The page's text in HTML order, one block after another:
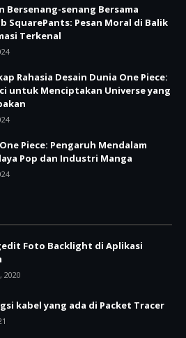
Bersenang-senang Bersama
SquarePants: Pesan Moral di Balik
Terkenal
Rahasia Desain Dunia One Piece:
untuk Menciptakan Universe yang
Piece: Pengaruh Mendalam
Pop dan Industri Manga
Foto Backlight di Aplikasi
2020
kabel yang ada di Packet Tracer